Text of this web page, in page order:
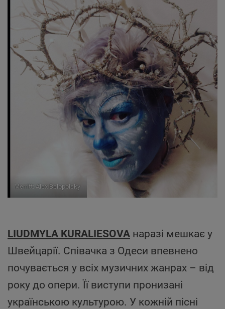
Merritt: Alex Belopolsky
LIUDMYLA KURALIESOVAнаразі мешкає у
Швейцарії. Співачка з Одеси впевнено
почувається у всіх музичних жанрах – від
року до опери. Її виступи пронизані
українською культурою. У кожній пісні